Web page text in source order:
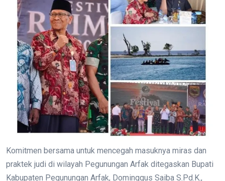
Komitmen bersama untuk mencegah masuknya miras dan
praktek judi di wilayah Pegunungan Arfak ditegaskan Bupati
Kabupaten Pegunungan Arfak, Dominggus Saiba S.Pd.K.,